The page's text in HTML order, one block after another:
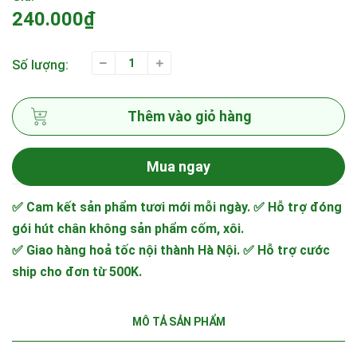
240.000₫
Số lượng:
Thêm vào giỏ hàng
Mua ngay
✅ Cam kết sản phẩm tươi mới mỗi ngày. ✅ Hỗ trợ đóng
gói hút chân không sản phẩm cốm, xôi.
✅ Giao hàng hoả tốc nội thành Hà Nội. ✅ Hỗ trợ cước
ship cho đơn từ 500K.
MÔ TẢ SẢN PHẨM